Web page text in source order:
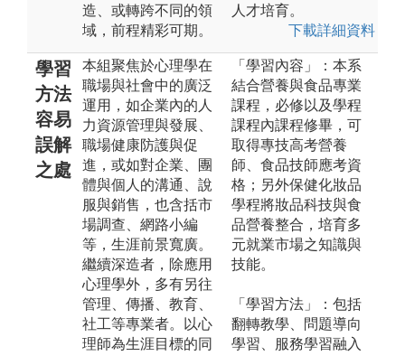
造、或轉跨不同的領
域，前程精彩可期。
人才培育。
下載詳細資料
學習
方法
容易
誤解
之處
本組聚焦於心理學在
職場與社會中的廣泛
運用，如企業內的人
力資源管理與發展、
職場健康防護與促
進，或如對企業、團
體與個人的溝通、說
服與銷售，也含括市
場調查、網路小編
等，生涯前景寬廣。
繼續深造者，除應用
心理學外，多有另往
管理、傳播、教育、
社工等專業者。以心
理師為生涯目標的同
「學習內容」：本系
結合營養與食品專業
課程，必修以及學程
課程內課程修畢，可
取得專技高考營養
師、食品技師應考資
格；另外保健化妝品
學程將妝品科技與食
品營養整合，培育多
元就業市場之知識與
技能。
「學習方法」：包括
翻轉教學、問題導向
學習、服務學習融入